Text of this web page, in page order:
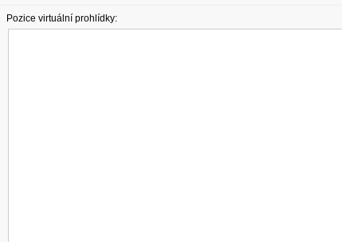
Pozice virtuální prohlídky: